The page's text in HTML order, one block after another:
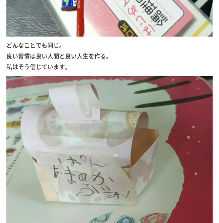
どんなことでも同じ。
良い習慣は良い人間と良い人生を作る。
私はそう信じています。